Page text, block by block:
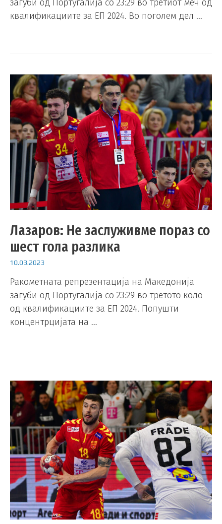
загуби од Португалија со 23:29 во третиот меч од
квалификациите за ЕП 2024. Во поголем дел …
Лазаров: Не заслуживме пораз со
шест гола разлика
10.03.2023
Ракометната репрезентација на Македонија
загуби од Португалија со 23:29 во третото коло
од квалификациите за ЕП 2024. Попушти
концентрцијата на …